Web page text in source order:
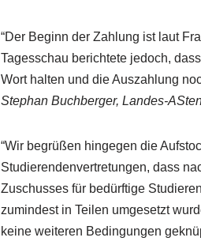
“Der Beginn der Zahlung ist laut
Tagesschau berichtete jedoch,
Wort halten und die Auszahlung
Stephan Buchberger, Landes-
“Wir begrüßen hingegen die
Studierendenvertretungen, dass
Zuschusses für bedürftige
zumindest in Teilen umgesetzt
keine weiteren Bedingungen